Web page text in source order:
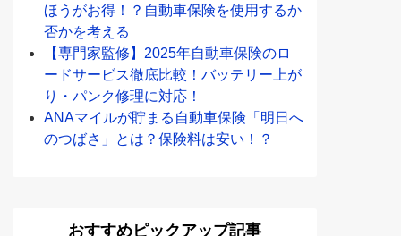
ほうがお得！？自動車保険を使用するか
否かを考える
【専門家監修】2025年自動車保険のロ
ードサービス徹底比較！バッテリー上が
り・パンク修理に対応！
ANAマイルが貯まる自動車保険「明日へ
のつばさ」とは？保険料は安い！？
おすすめピックアップ記事